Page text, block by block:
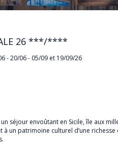
26 ***/****
- 20/06 - 05/09 et 19/09/26
séjour envoûtant en Sicile, île aux
à un patrimoine culturel d’une